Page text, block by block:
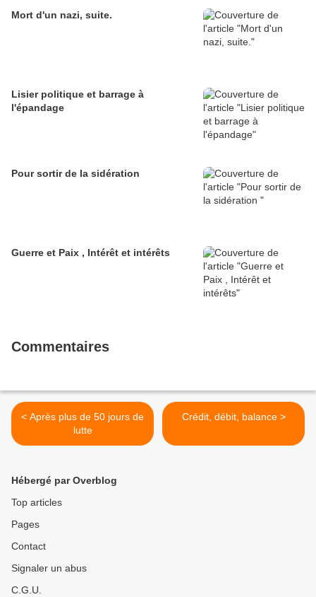
Mort d'un nazi, suite.
Lisier politique et barrage à
l'épandage
Pour sortir de la sidération
Guerre et Paix , Intérêt et intérêts
Commentaires
< Après plus de 50 jours de
lutte
Crédit, débit, balance >
Hébergé par Overblog
Top articles
Pages
Contact
Signaler un abus
C.G.U.